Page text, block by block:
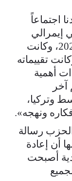
اجتماعاً
إيمرالي
بتاريخ 28 ديسمبر (كانون الأول) 2024، وكانت
تقييماته
أهمية
آخر
وتركيا،
ونهجه».
رسالة
7 بنود، أولها أن إعادة
أصبحت